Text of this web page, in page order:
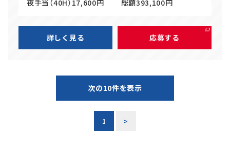
夜手当（40H）17,600円 総額393,100円
詳しく見る 応募する
次の10件を表示
1 >